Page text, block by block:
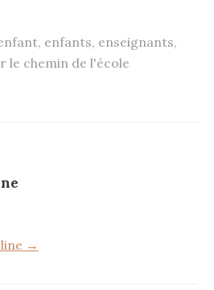
, enfants, enseignants,
le chemin de l'école
→